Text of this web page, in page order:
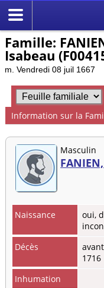
Famille:
Isabeau
m. Vendredi 08 juil 1667
Information sur la
Masculin
Naissance
oui,
Décès
avant
1716
Inhumation